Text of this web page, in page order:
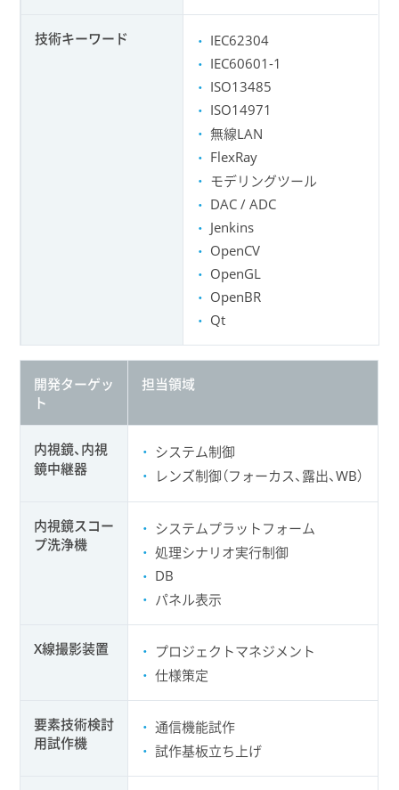
技術キーワード
IEC62304
IEC60601-1
ISO13485
ISO14971
無線LAN
FlexRay
モデリングツール
DAC / ADC
Jenkins
OpenCV
OpenGL
OpenBR
Qt
開発ターゲッ
ト
担当領域
内視鏡、内視
鏡中継器
システム制御
レンズ制御（フォーカス、露出、WB）
内視鏡スコー
プ洗浄機
システムプラットフォーム
処理シナリオ実行制御
DB
パネル表示
X線撮影装置
プロジェクトマネジメント
仕様策定
要素技術検討
用試作機
通信機能試作
試作基板立ち上げ